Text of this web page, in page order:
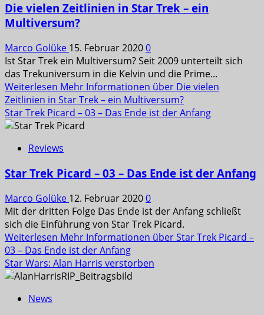
Die vielen Zeitlinien in Star Trek – ein
Multiversum?
Marco Golüke 15. Februar 20200
Ist Star Trek ein Multiversum? Seit 2009 unterteilt sich
das Trekuniversum in die Kelvin und die Prime...
Weiterlesen Mehr Informationen über Die vielen
Zeitlinien in Star Trek – ein Multiversum?
Star Trek Picard – 03 – Das Ende ist der Anfang
Reviews
Star Trek Picard – 03 – Das Ende ist der Anfang
Marco Golüke 12. Februar 20200
Mit der dritten Folge Das Ende ist der Anfang schließt
sich die Einführung von Star Trek Picard.
Weiterlesen Mehr Informationen über Star Trek Picard –
03 – Das Ende ist der Anfang
Star Wars: Alan Harris verstorben
News